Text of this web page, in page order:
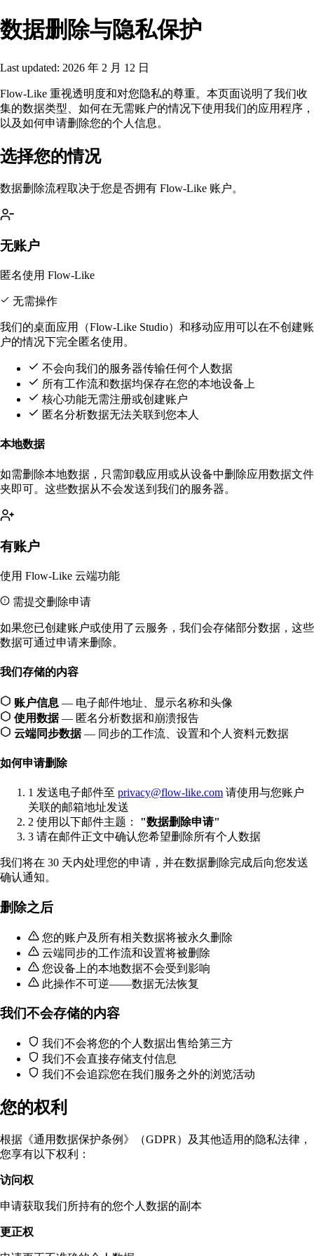
数据删除与隐私保护
Last updated: 2026 年 2 月 12 日
Flow-Like 重视透明度和对您隐私的尊重。本页面说明了我们收
集的数据类型、如何在无需账户的情况下使用我们的应用程序，
以及如何申请删除您的个人信息。
选择您的情况
数据删除流程取决于您是否拥有 Flow-Like 账户。
无账户
匿名使用 Flow-Like
无需操作
我们的桌面应用（Flow-Like Studio）和移动应用可以在不创建账
户的情况下完全匿名使用。
不会向我们的服务器传输任何个人数据
所有工作流和数据均保存在您的本地设备上
核心功能无需注册或创建账户
匿名分析数据无法关联到您本人
本地数据
如需删除本地数据，只需卸载应用或从设备中删除应用数据文件
夹即可。这些数据从不会发送到我们的服务器。
有账户
使用 Flow-Like 云端功能
需提交删除申请
如果您已创建账户或使用了云服务，我们会存储部分数据，这些
数据可通过申请来删除。
我们存储的内容
账户信息 — 电子邮件地址、显示名称和头像
使用数据— 匿名分析数据和崩溃报告
云端同步数据— 同步的工作流、设置和个人资料元数据
如何申请删除
1 发送电子邮件至 privacy@flow-like.com 请使用与您账户
关联的邮箱地址发送
2 使用以下邮件主题： "数据删除申请"
3 请在邮件正文中确认您希望删除所有个人数据
我们将在 30 天内处理您的申请，并在数据删除完成后向您发送
确认通知。
删除之后
您的账户及所有相关数据将被永久删除
云端同步的工作流和设置将被删除
您设备上的本地数据不会受到影响
此操作不可逆——数据无法恢复
我们不会存储的内容
我们不会将您的个人数据出售给第三方
我们不会直接存储支付信息
我们不会追踪您在我们服务之外的浏览活动
您的权利
根据《通用数据保护条例》（GDPR）及其他适用的隐私法律，
您享有以下权利：
访问权
申请获取我们所持有的您个人数据的副本
更正权